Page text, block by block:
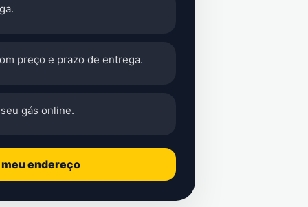
preço e prazo de entrega.
gás online.
endereço